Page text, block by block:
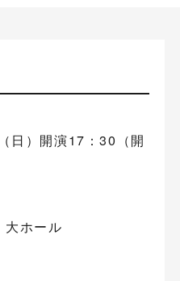
日）開演17：30（開
ホール